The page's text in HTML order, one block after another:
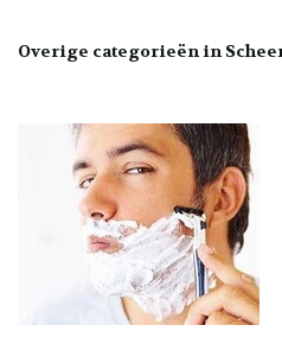
Overige categorieën in